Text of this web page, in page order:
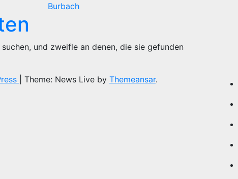
Burbach
und zweifle an denen, die sie gefunden
Theme: News Live by Themeansar.